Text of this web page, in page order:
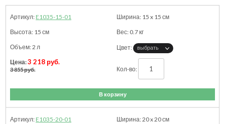
E1035-15-01 15 x 15 см
15 см 0.7кг
2 л
3 218 руб.
3 855 руб.
В корзину
E1035-20-01 20 x 20см